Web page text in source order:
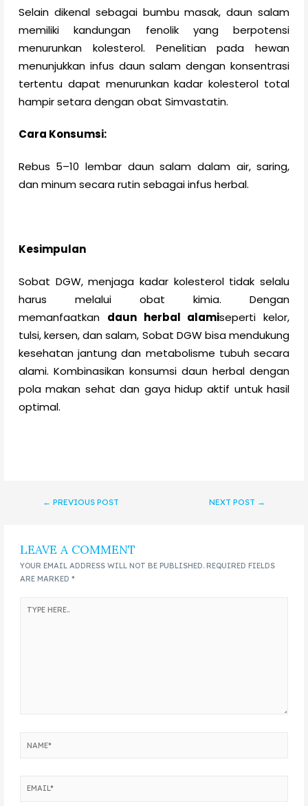
Selain dikenal sebagai bumbu masak, daun salam
memiliki kandungan fenolik yang berpotensi
menurunkan kolesterol. Penelitian pada hewan
menunjukkan infus daun salam dengan konsentrasi
tertentu dapat menurunkan kadar kolesterol total
hampir setara dengan obat Simvastatin.
Cara Konsumsi:
Rebus 5–10 lembar daun salam dalam air, saring,
dan minum secara rutin sebagai infus herbal.
Kesimpulan
Sobat DGW, menjaga kadar kolesterol tidak selalu
harus melalui obat kimia. Dengan
memanfaatkan daun herbal alamiseperti kelor,
tulsi, kersen, dan salam, Sobat DGW bisa mendukung
kesehatan jantung dan metabolisme tubuh secara
alami. Kombinasikan konsumsi daun herbal dengan
pola makan sehat dan gaya hidup aktif untuk hasil
optimal.
← PREVIOUS POST NEXT POST →
LEAVE A COMMENT
YOUR EMAIL ADDRESS WILL NOT BE PUBLISHED. REQUIRED FIELDS
ARE MARKED*